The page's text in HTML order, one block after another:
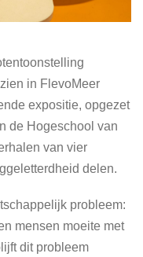
in FlevoMeer
expositie, opgezet
de Hogeschool van
van vier
delen.
probleem:
mensen moeite met
dit probleem